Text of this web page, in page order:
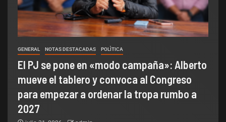
GENERAL NOTAS DESTACADAS POLÌTICA
El PJ se pone en «modo campaña»: Alberto
mueve el tablero y convoca al Congreso
para empezar a ordenar la tropa rumbo a
2027